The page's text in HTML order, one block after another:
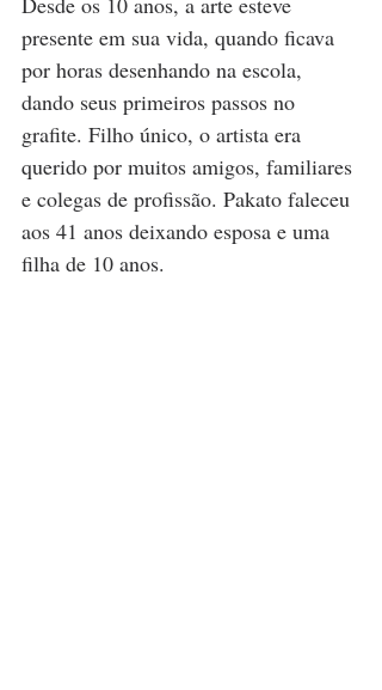
presente em sua vida, quando ficava
por horas desenhando na escola,
dando seus primeiros passos no
grafite. Filho único, o artista era
querido por muitos amigos, familiares
e colegas de profissão. Pakato faleceu
aos 41 anos deixando esposa e uma
filha de 10 anos.